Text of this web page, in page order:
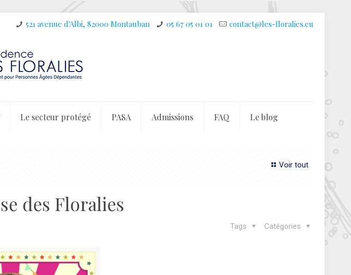
521 avenue d'Albi, 82000 Montauban 05 67 05 01 01 contact@les-floralies.eu
Le secteur protégé PASA Admissions FAQ Le blog
Voir tout
des Floralies
Catégories
Tags